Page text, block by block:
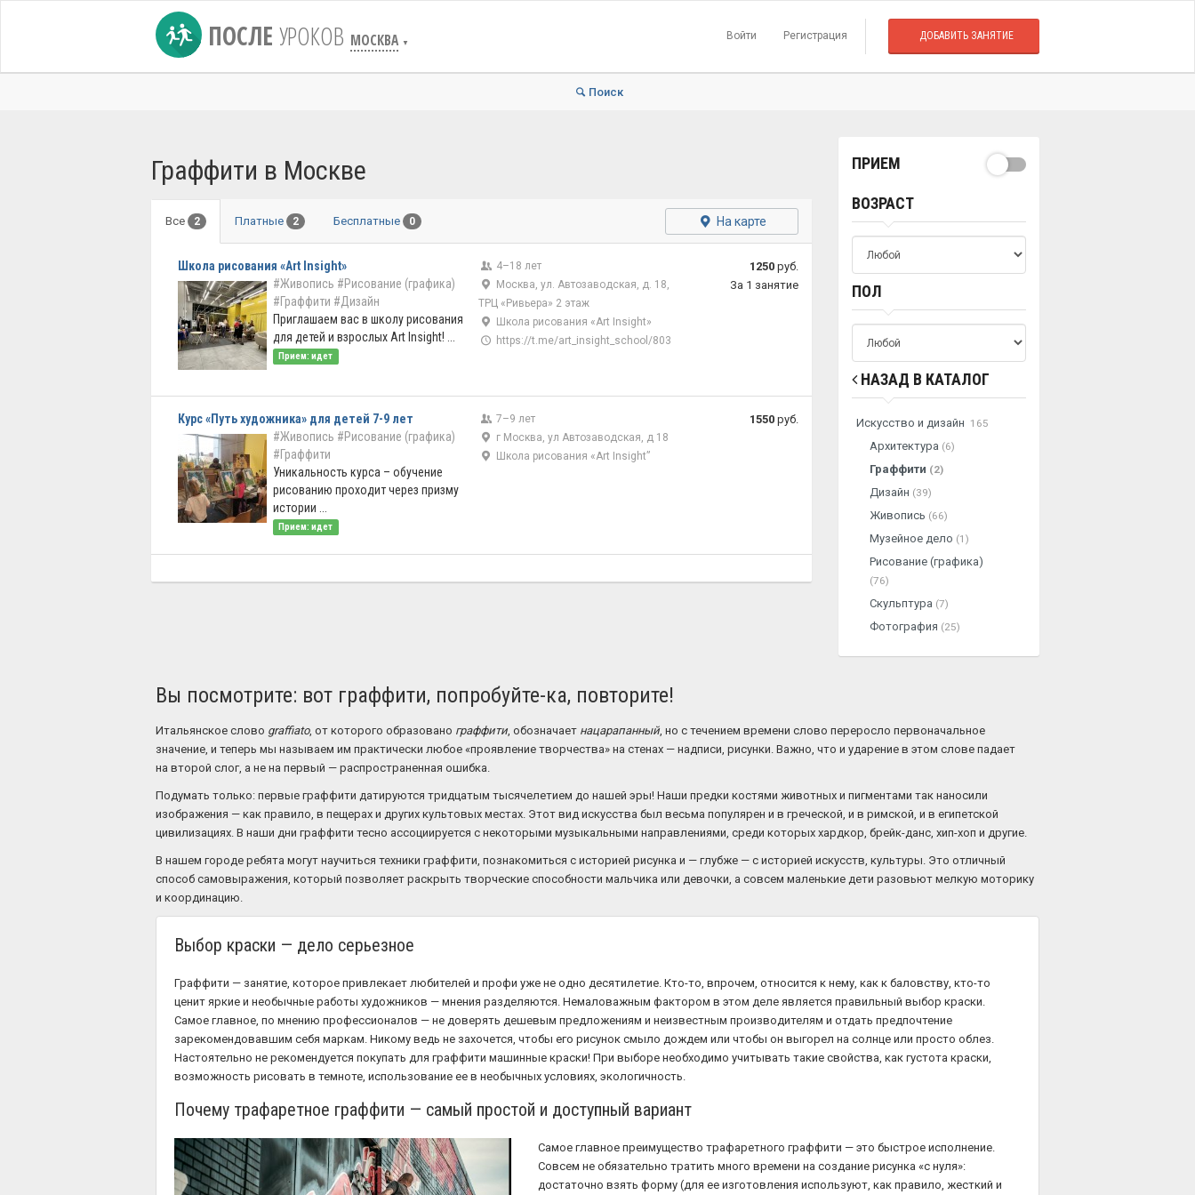
ПОСЛЕ УРОКОВ МОСКВА ▼
Войти Регистрация ДОБАВИТЬ ЗАНЯТИЕ
Поиск
Граффити в Москве
Все 2 Платные 2 Бесплатные 0 На карте
Школа рисования «Art Insight»
#Живопись #Рисование (графика)
#Граффити #Дизайн
Приглашаем вас в школу рисования
для детей и взрослых Art Insight! ...
Прием: идет
4–18 лет
Москва, ул. Автозаводская, д. 18,
ТРЦ «Ривьера» 2 этаж
Школа рисования «Art Insight»
https://t.me/art_insight_school/803
1250руб.
За 1 занятие
Курс «Путь художника» для детей 7-9 лет
#Живопись #Рисование (графика)
#Граффити
Уникальность курса – обучение
рисованию проходит через призму
истории ...
Прием: идет
7–9 лет
г Москва, ул Автозаводская, д 18
Школа рисования «Art Insight”
1550руб.
ПРИЕМ
ВОЗРАСТ
ПОЛ
НАЗАД В КАТАЛОГ
Искусство и дизайн 165
Архитектура (6)
Граффити (2)
Дизайн (39)
Живопись (66)
Музейное дело (1)
Рисование (графика)
(76)
Скульптура (7)
Фотография (25)
Вы посмотрите: вот граффити, попробуйте-ка, повторите!
Итальянское слово graffiato, от которого образовано граффити, обозначает нацарапанный, но с течением времени слово переросло первоначальное
значение, и теперь мы называем им практически любое «проявление творчества» на стенах — надписи, рисунки. Важно, что и ударение в этом слове падает
на второй слог, а не на первый — распространенная ошибка.
Подумать только: первые граффити датируются тридцатым тысячелетием до нашей эры! Наши предки костями животных и пигментами так наносили
изображения — как правило, в пещерах и других культовых местах. Этот вид искусства был весьма популярен и в греческой, и в римской, и в египетской
цивилизациях. В наши дни граффити тесно ассоциируется с некоторыми музыкальными направлениями, среди которых хардкор, брейк-данс, хип-хоп и другие.
В нашем городе ребята могут научиться техники граффити, познакомиться с историей рисунка и — глубже — с историей искусств, культуры. Это отличный
способ самовыражения, который позволяет раскрыть творческие способности мальчика или девочки, а совсем маленькие дети разовьют мелкую моторику
и координацию.
Выбор краски — дело серьезное
Граффити — занятие, которое привлекает любителей и профи уже не одно десятилетие. Кто-то, впрочем, относится к нему, как к баловству, кто-то
ценит яркие и необычные работы художников — мнения разделяются. Немаловажным фактором в этом деле является правильный выбор краски.
Самое главное, по мнению профессионалов — не доверять дешевым предложениям и неизвестным производителям и отдать предпочтение
зарекомендовавшим себя маркам. Никому ведь не захочется, чтобы его рисунок смыло дождем или чтобы он выгорел на солнце или просто облез.
Настоятельно не рекомендуется покупать для граффити машинные краски! При выборе необходимо учитывать такие свойства, как густота краски,
возможность рисовать в темноте, использование ее в необычных условиях, экологичность.
Почему трафаретное граффити — самый простой и доступный вариант
Самое главное преимущество трафаретного граффити — это быстрое исполнение.
Совсем не обязательно тратить много времени на создание рисунка «с нуля»:
достаточно взять форму (для ее изготовления используют, как правило, жесткий и